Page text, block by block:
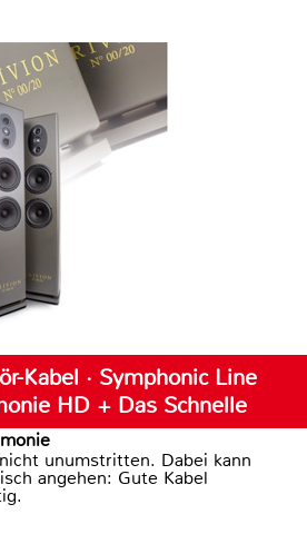
Kabel · Symphonic Line
HD + Das Schnelle
unumstritten. Dabei kann
angehen: Gute Kabel